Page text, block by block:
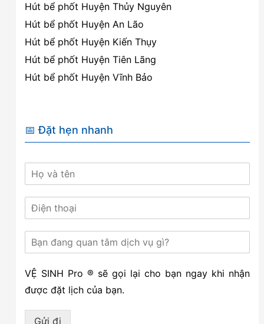
Hút bể phốt Huyện Thủy Nguyên
Hút bể phốt Huyện An Lão
Hút bể phốt Huyện Kiến Thụy
Hút bể phốt Huyện Tiên Lãng
Hút bể phốt Huyện Vĩnh Bảo
📅 Đặt hẹn nhanh
VỆ SINH Pro ® sẽ gọi lại cho bạn ngay khi nhận
được đặt lịch của bạn.
Gửi đi